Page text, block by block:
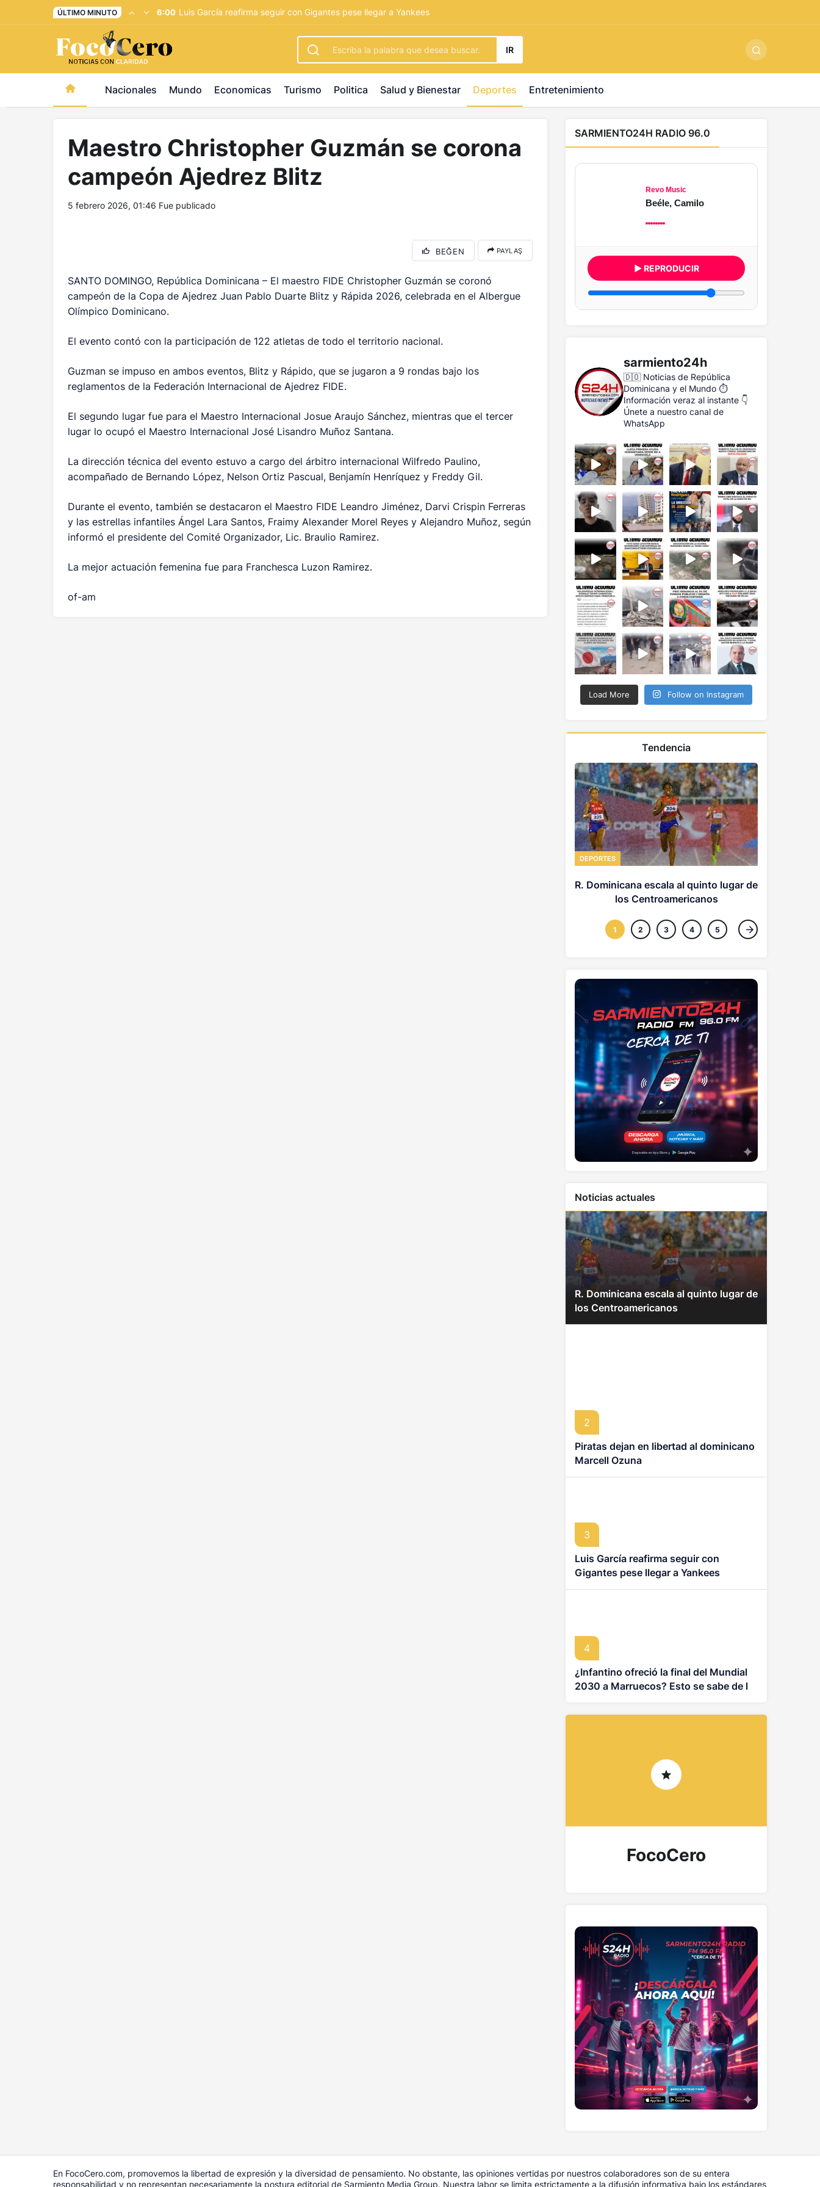
pusulabet giriş-trwin giriş levabet - vizebet giriş - masterbetting- palacebet1.com - kralbet yeni giriş
ÚLTIMO MINUTO 6:00 Luis García reafirma seguir con Gigantes pese llegar a Yankees
IR
Nacionales Mundo Economicas Turismo Politica Salud y Bienestar Deportes Entretenimiento
Maestro Christopher Guzmán se corona
campeón Ajedrez Blitz
5 febrero 2026, 01:46 Fue publicado
BEĞEN PAYLAŞ
SANTO DOMINGO, República Dominicana – El maestro FIDE Christopher Guzmán se coronó
campeón de la Copa de Ajedrez Juan Pablo Duarte Blitz y Rápida 2026, celebrada en el Albergue
Olímpico Dominicano.
El evento contó con la participación de 122 atletas de todo el territorio nacional.
Guzman se impuso en ambos eventos, Blitz y Rápido, que se jugaron a 9 rondas bajo los
reglamentos de la Federación Internacional de Ajedrez FIDE.
El segundo lugar fue para el Maestro Internacional Josue Araujo Sánchez, mientras que el tercer
lugar lo ocupó el Maestro Internacional José Lisandro Muñoz Santana.
La dirección técnica del evento estuvo a cargo del árbitro internacional Wilfredo Paulino,
acompañado de Bernando López, Nelson Ortiz Pascual, Benjamín Henríquez y Freddy Gil.
Durante el evento, también se destacaron el Maestro FIDE Leandro Jiménez, Darvi Crispin Ferreras
y las estrellas infantiles Ángel Lara Santos, Fraimy Alexander Morel Reyes y Alejandro Muñoz, según
informó el presidente del Comité Organizador, Lic. Braulio Ramirez.
La mejor actuación femenina fue para Franchesca Luzon Ramirez.
of-am
SARMIENTO24H RADIO 96.0
Revo Music
Beéle, Camilo
▶ REPRODUCIR
sarmiento24h
🇩🇴 Noticias de República
Dominicana y el Mundo ⏱️
Información veraz al instante 👇
Únete a nuestro canal de
WhatsApp
Load More Follow on Instagram
Tendencia
DEPORTES
R. Dominicana escala al quinto lugar de
los Centroamericanos
1 2 3 4 5
Noticias actuales
R. Dominicana escala al quinto lugar de
los Centroamericanos
2
Piratas dejan en libertad al dominicano
Marcell Ozuna
3
Luis García reafirma seguir con
Gigantes pese llegar a Yankees
4
¿Infantino ofreció la final del Mundial
2030 a Marruecos? Esto se sabe de la
FocoCero
En FocoCero.com, promovemos la libertad de expresión y la diversidad de pensamiento. No obstante, las opiniones vertidas por nuestros colaboradores son de su entera
responsabilidad y no representan necesariamente la postura editorial de Sarmiento Media Group. Nuestra labor se limita estrictamente a la difusión informativa bajo los estándares